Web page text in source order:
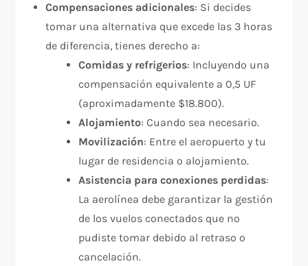
Compensaciones adicionales: Si decides
tomar una alternativa que excede las 3 horas
de diferencia, tienes derecho a:
Comidas y refrigerios: Incluyendo una
compensación equivalente a 0,5 UF
(aproximadamente $18.800).
Alojamiento: Cuando sea necesario.
Movilización: Entre el aeropuerto y tu
lugar de residencia o alojamiento.
Asistencia para conexiones perdidas:
La aerolínea debe garantizar la gestión
de los vuelos conectados que no
pudiste tomar debido al retraso o
cancelación.